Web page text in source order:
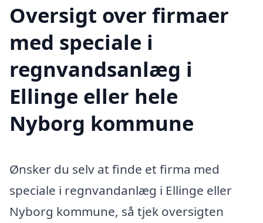
Oversigt over firmaer
med speciale i
regnvandsanlæg i
Ellinge eller hele
Nyborg kommune
Ønsker du selv at finde et firma med
speciale i regnvandanlæg i Ellinge eller
Nyborg kommune, så tjek oversigten